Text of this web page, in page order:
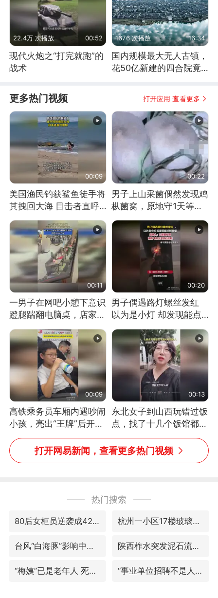
22.4万 次播放 00:52
现代火炮之“打完就跑”的
战术
1676 次播放 16:34
国内规模最大无人古镇，
花50亿新建的四合院竟
更多热门视频 打开应用 查看更多
00:09
美国渔民钓获鲨鱼徒手将
其拽回大海 目击者直呼
震惊 （视频来源：参考
消息）
00:22
男子上山采菌偶然发现鸡
枞菌窝，原地守1天等它
长大：挖了140多朵
00:11
一男子在网吧小憩下意识
蹬腿踹翻电脑桌，店家3
台显示器与机械臂损坏
00:20
男子偶遇路灯螺丝发红
以为是小灯 却发现能点
燃香烟 当事人：已报警
处理
00:09
高铁乘务员车厢内遇吵闹
小孩，亮出“王牌”后开启
一键静音
00:13
东北女子到山西玩错过饭
点，找了十几个饭馆都没
开门：午休到几点
打开网易新闻，查看更多热门视频
热门搜索
80后女柜员逆袭成4200亿银行副行长 杭州一小区17楼玻璃幕墙爆裂
台风“白海豚”影响中国已成定局 陕西柞水突发泥石流致1死2失联
“梅姨”已是老年人 死刑或适用受限 “事业单位招聘不是人情买卖”